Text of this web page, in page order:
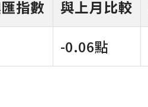
指數 與上月比較
-0.06點